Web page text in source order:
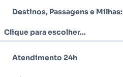
Destinos, Passagens e Milhas:
Clique para escolher...
Atendimento 24h